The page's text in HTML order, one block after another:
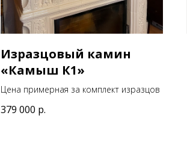
Изразцовый камин
«Камыш К1»
Цена примерная за комплект изразцов
379 000 р.